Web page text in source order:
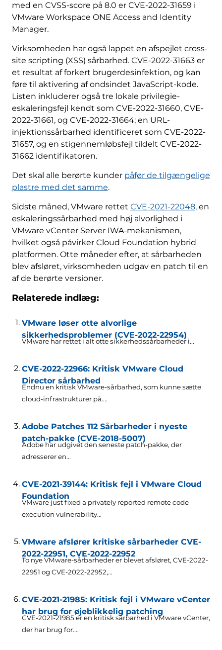
med en CVSS-score på 8.0 er CVE-2022-31659 i
VMware Workspace ONE Access and Identity
Manager.
Virksomheden har også lappet en afspejlet cross-
site scripting (XSS) sårbarhed. CVE-2022-31663 er
et resultat af forkert brugerdesinfektion, og kan
føre til aktivering af ondsindet JavaScript-kode.
Listen inkluderer også tre lokale privilegie-
eskaleringsfejl kendt som CVE-2022-31660, CVE-
2022-31661, og CVE-2022-31664; en URL-
injektionssårbarhed identificeret som CVE-2022-
31657, og en stigennemløbsfejl tildelt CVE-2022-
31662 identifikatoren.
Det skal alle berørte kunder påfør de tilgængelige
plastre med det samme.
Sidste måned, VMware rettet CVE-2021-22048, en
eskaleringssårbarhed med høj alvorlighed i
VMware vCenter Server IWA-mekanismen,
hvilket også påvirker Cloud Foundation hybrid
platformen. Otte måneder efter, at sårbarheden
blev afsløret, virksomheden udgav en patch til en
af de berørte versioner.
Relaterede indlæg:
VMware løser otte alvorlige
sikkerhedsproblemer (CVE-2022-22954)
VMware har rettet i alt otte sikkerhedssårbarheder i...
CVE-2022-22966: Kritisk VMware Cloud
Director sårbarhed
Endnu en kritisk VMware-sårbarhed, som kunne sætte
cloud-infrastrukturer på....
Adobe Patches 112 Sårbarheder i nyeste
patch-pakke (CVE-2018-5007)
Adobe har udgivet den seneste patch-pakke, der
adresserer en...
CVE-2021-39144: Kritisk fejl i VMware Cloud
Foundation
VMware just fixed a privately reported remote code
execution vulnerability...
VMware afslører kritiske sårbarheder CVE-
2022-22951, CVE-2022-22952
To nye VMware-sårbarheder er blevet afsløret, CVE-2022-
22951 og CVE-2022-22952,...
CVE-2021-21985: Kritisk fejl i VMware vCenter
har brug for øjeblikkelig patching
CVE-2021-21985 er en kritisk sårbarhed i VMware vCenter,
der har brug for....